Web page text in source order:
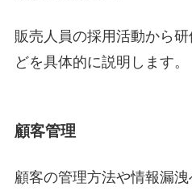
販売人員の採用活動から
どを具体的に説明します。
顧客管理
顧客の管理方法や情報漏